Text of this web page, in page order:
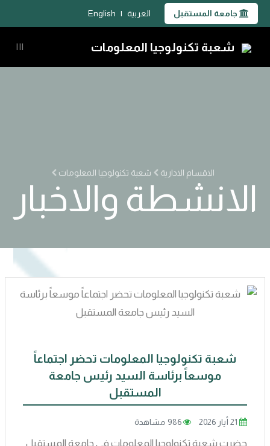
جامعة المستقبل العربية |
English
شعبة تكنولوجيا المعلومات |||
الاقسام الادارية شعبة تكنولوجيا المعلومات
الانشطة والاخبار
شعبة تكنولوجيا المعلومات تحضر اجتماعاً
موسعاً برئاسة السيد رئيس جامعة
المستقبل
21 أيار 2026 986 مشاهدة
حضرت شعبة تكنولوجيا المعلومات في جامعة المستقبل